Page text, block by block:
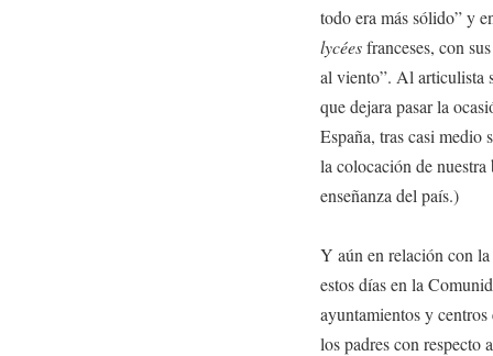
todo era más sólido” y
lycéesfranceses, con
al viento”. Al articulista
que dejara pasar la
España, tras casi medio
la colocación de
enseñanza del país.)
Y aún en relación con
estos días en la
ayuntamientos y
los padres con respecto